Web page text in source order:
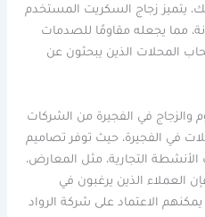
يتميز زجاج السكريت المستخدم
مما يجعله مقاومًا للصدمات
المحلات الذين يبحثون عن
والزجاج في الفجيرة من الشركات
في الفجيرة، حيث توفر تصاميم
التجارية، مثل المعارض،
العملاء الذين يرغبون في
الاعتماد على شركة الرواد